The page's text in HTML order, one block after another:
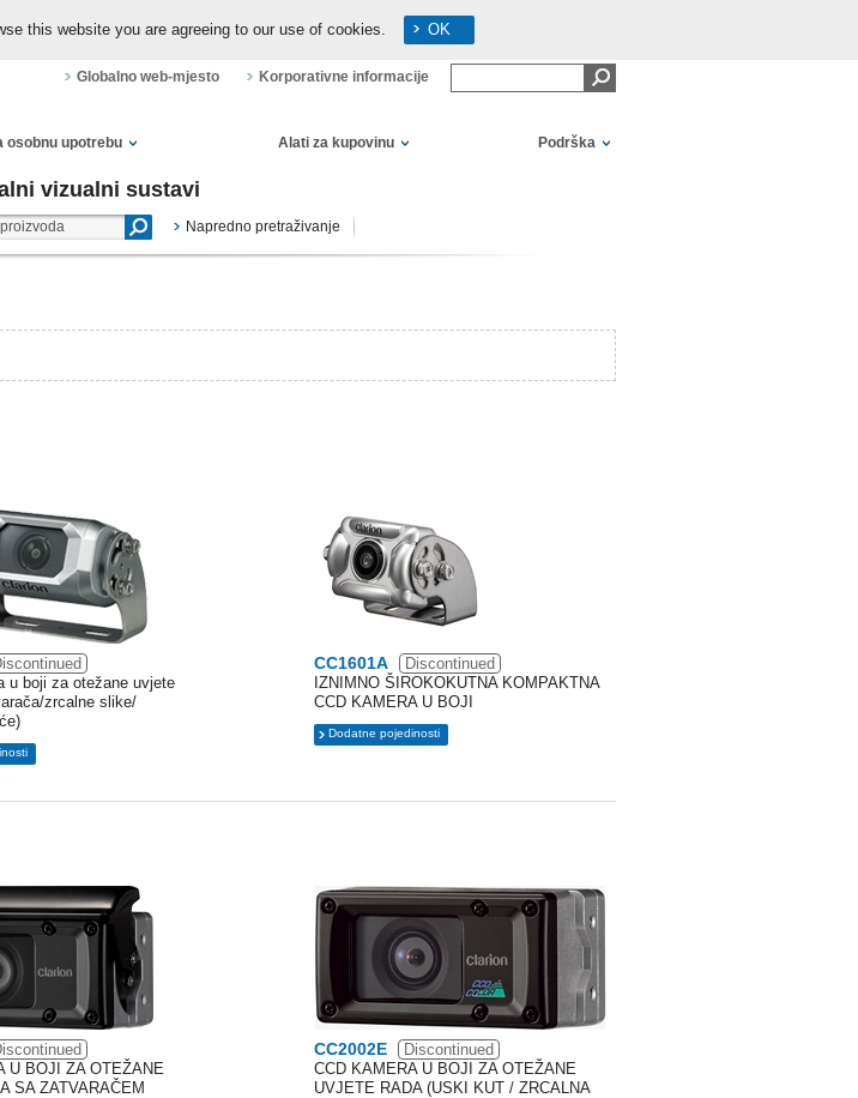
this website you are agreeing to our use of cookies. OK
Globalno web-mjesto Korporativne informacije
osobnu upotrebu Alati za kupovinu Podrška
vizualni sustavi
Napredno pretraživanje
u boji za otežane uvjete
zrcalne slike/
CC1601A
Discontinued
IZNIMNO ŠIROKOKUTNA KOMPAKTNA
CCD KAMERA U BOJI
Dodatne pojedinosti
U BOJI ZA OTEŽANE
SA ZATVARAČEM
CC2002E
Discontinued
CCD KAMERA U BOJI ZA OTEŽANE
UVJETE RADA (USKI KUT / ZRCALNA